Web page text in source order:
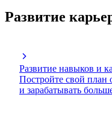
Развитие
Развитие навыков и
Постройте свой план
и зарабатывать